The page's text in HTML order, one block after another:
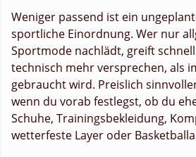
Weniger passend ist ein
sportliche Einordnung. Wer nur
Sportmode nachlädt, greift
technisch mehr versprechen, als
gebraucht wird. Preislich
wenn du vorab festlegst, ob du
Schuhe, Trainingsbekleidung,
wetterfeste Layer oder